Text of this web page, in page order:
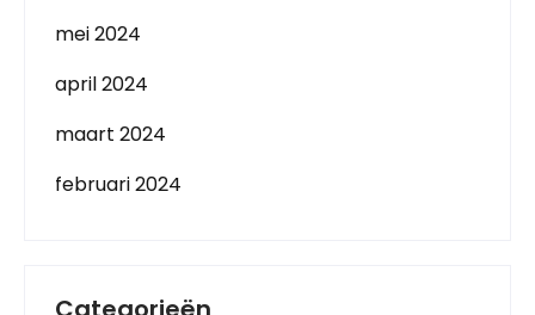
mei 2024
april 2024
maart 2024
februari 2024